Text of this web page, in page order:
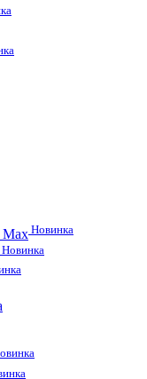
Max Новинка
Новинка